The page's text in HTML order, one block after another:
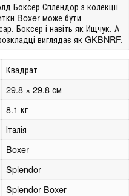
Боксер Сплендор з колекції
Boxer може бути
Боксер і навіть як Ищчук, А
виглядає як GKBNRF.
Квадрат
29.8 × 29.8 см
8.1 кг
Італія
Boxer
Splendor
Splendor Boxer